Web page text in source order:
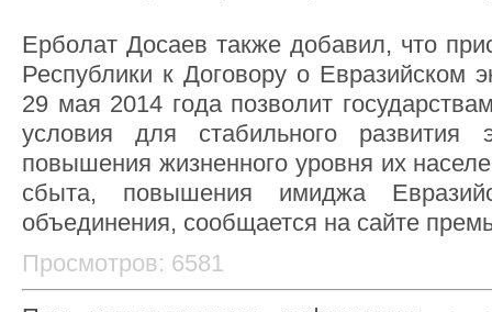
Ерболат Досаев также добавил, что
Республики к Договору о Евразийском
29 мая 2014 года позволит
условия для стабильного развития
повышения жизненного уровня их
сбыта, повышения имиджа
объединения, сообщается на сайте
Просмотров: 6581